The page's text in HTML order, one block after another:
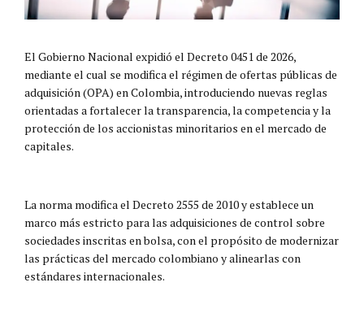
El Gobierno Nacional expidió el Decreto 0451 de 2026,
mediante el cual se modifica el régimen de ofertas públicas de
adquisición (OPA) en Colombia, introduciendo nuevas reglas
orientadas a fortalecer la transparencia, la competencia y la
protección de los accionistas minoritarios en el mercado de
capitales.
La norma modifica el Decreto 2555 de 2010 y establece un
marco más estricto para las adquisiciones de control sobre
sociedades inscritas en bolsa, con el propósito de modernizar
las prácticas del mercado colombiano y alinearlas con
estándares internacionales.